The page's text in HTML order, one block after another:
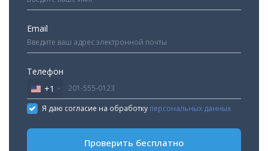
Email
Телефон
United
States
+1
+1
Я даю согласие на обработку персональных данных
Проверить бесплатно